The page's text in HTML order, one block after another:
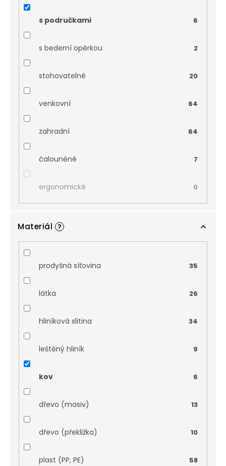
s područkami 6
s bederní opěrkou 2
stohovatelné 20
venkovní 64
zahradní 64
čalouněné 7
ergonomické 0
Materiál ?
prodyšná síťovina 35
látka 26
hliníková slitina 34
leštěný hliník 9
kov 6
dřevo (masiv) 13
dřevo (překližka) 10
plast (PP, PE) 58